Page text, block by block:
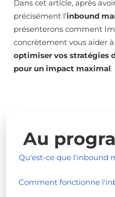
Dans cet article, après
précisément l'inbound
présenterons comment
concrètement vous aider à
optimiser vos stratégies
pour un impact maximal.
Au
Qu'est-ce que l'inbound
Comment fonctionne